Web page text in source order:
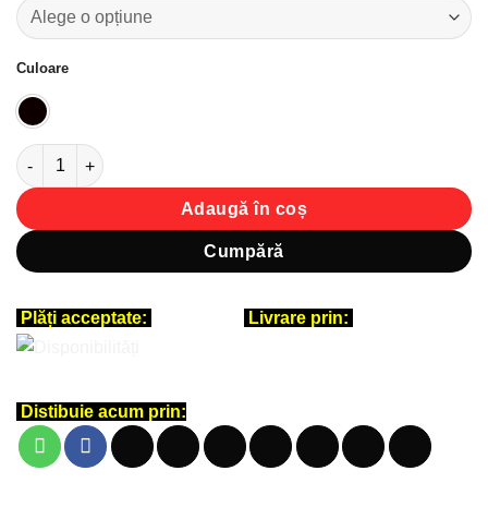
Culoare
Cantitate Sticker perete siluetă - Ilustrat JUDO
Adaugă în coș
Cumpără
Plăți acceptate: Livrare prin:
Distibuie acum prin: